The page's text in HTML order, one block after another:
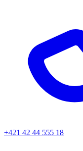
+421 42 44 555 18